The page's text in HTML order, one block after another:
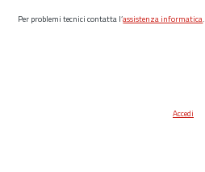
Per problemi tecnici contatta l’assistenza informatica.
Accedi